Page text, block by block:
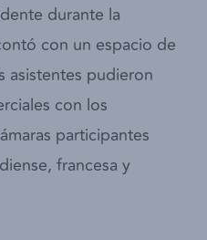
durante la
con un espacio de
asistentes pudieron
con los
participantes
francesa y